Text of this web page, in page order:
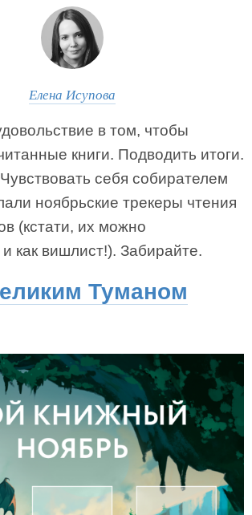
Елена Исупова
в том, чтобы
книги. Подводить итоги.
себя собирателем
ноябрьские трекеры чтения
(кстати, их можно
и как вишлист!). Забирайте.
Туманом